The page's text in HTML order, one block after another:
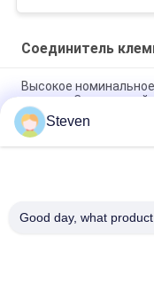
Соединитель
Высокое
питания Совместный
Женщина
Высоковольтный
250В 13А Кабель
Steven
Good day, what